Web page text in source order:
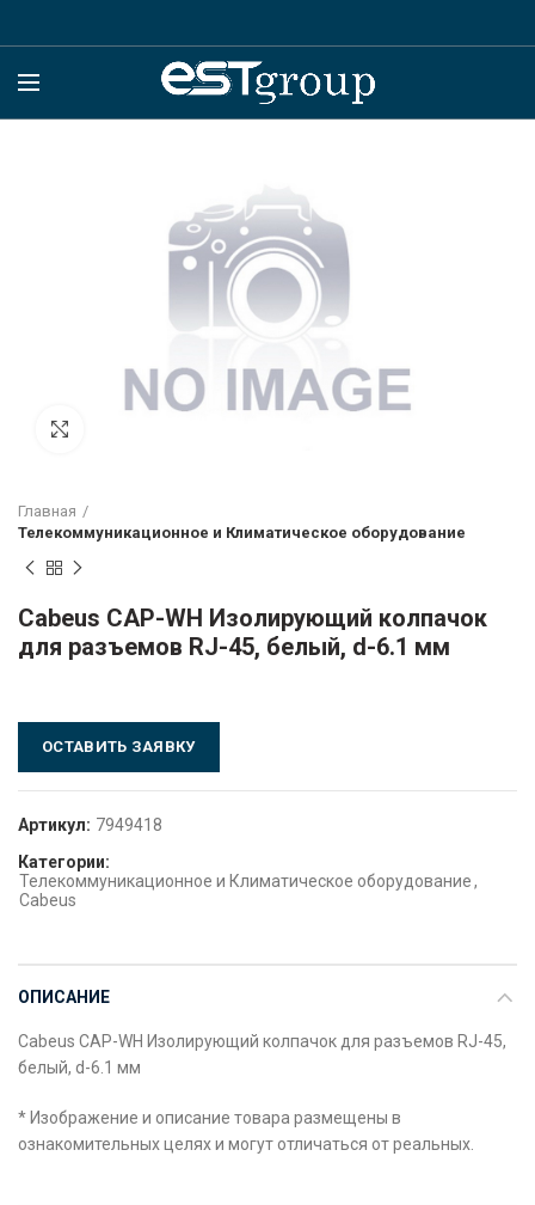
Главная
Телекоммуникационное и Климатическое оборудование
Cabeus CAP-WH Изолирующий колпачок
для разъемов RJ-45, белый, d-6.1 мм
ОСТАВИТЬ ЗАЯВКУ
Артикул: 7949418
Категории:
Телекоммуникационное и Климатическое оборудование,
Cabeus
ОПИСАНИЕ
Cabeus CAP-WH Изолирующий колпачок для разъемов RJ-45,
белый, d-6.1 мм
* Изображение и описание товара размещены в
ознакомительных целях и могут отличаться от реальных.